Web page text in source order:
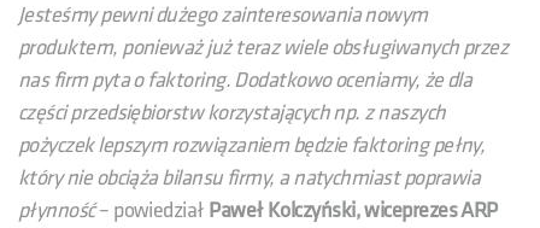
Jesteśmy pewni dużego zainteresowania nowym
produktem, ponieważ już teraz wiele obsługiwanych przez
nas firm pyta o faktoring. Dodatkowo oceniamy, że dla
części przedsiębiorstw korzystających np. z naszych
pożyczek lepszym rozwiązaniem będzie faktoring pełny,
który nie obciąża bilansu firmy, a natychmiast poprawia
płynność– powiedział Paweł Kolczyński, wiceprezes ARP